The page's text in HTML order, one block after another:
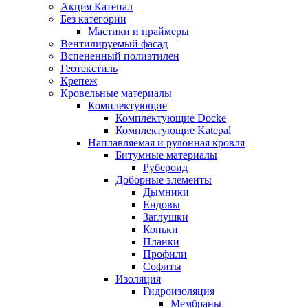
Акция Катепал
Без категории
Мастики и праймеры
Вентилируемый фасад
Вспененный полиэтилен
Геотекстиль
Крепеж
Кровельные материалы
Комплектующие
Комплектующие Docke
Комплектующие Katepal
Наплавляемая и рулонная кровля
Битумные материалы
Рубероид
Доборные элементы
Дымники
Ендовы
Заглушки
Коньки
Планки
Профили
Софиты
Изоляция
Гидроизоляция
Мембраны